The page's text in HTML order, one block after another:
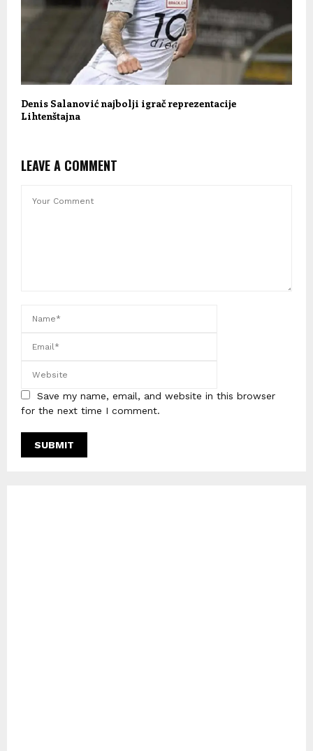
Denis Salanović najbolji igrač reprezentacije
Lihtenštajna
LEAVE A COMMENT
Save my name, email, and website in this browser
for the next time I comment.